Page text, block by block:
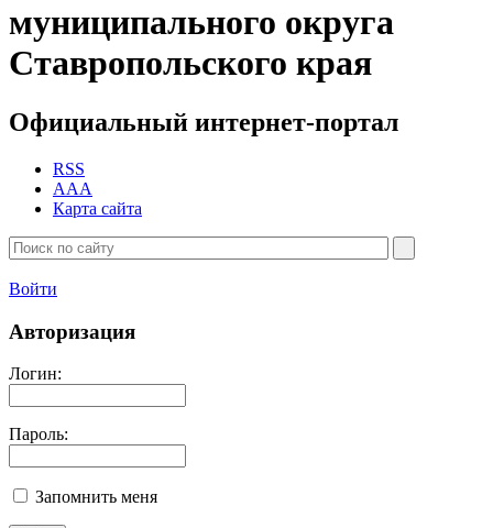
муниципального округа
Ставропольского края
Официальный интернет-портал
RSS
AAA
Карта сайта
Войти
Авторизация
Логин:
Пароль:
Запомнить меня